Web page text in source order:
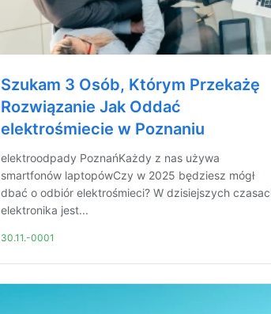
Szukam 3 Osób, Którym Przekażę
Rozwiązanie Jak Oddać
elektrośmiecie w Poznaniu
elektroodpady PoznańKażdy z nas używa
smartfonów laptopówCzy w 2025 będziesz mógł
dbać o odbiór elektrośmieci? W dzisiejszych
elektronika jest...
30.11.-0001